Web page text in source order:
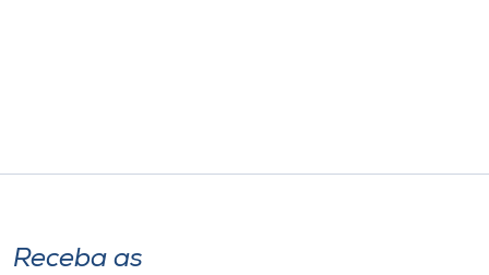
Receba as